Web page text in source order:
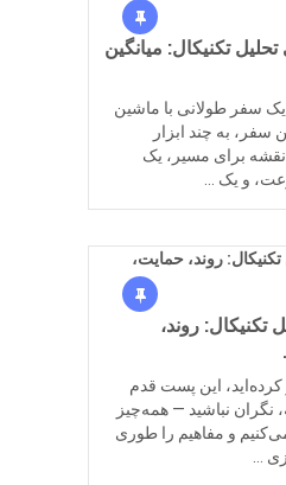
تکنیکال: میانگین
سفر طولانی با ماشین
سفر، به چند ابزار
نقشه برای مسیر، یک
و یک …
تکنیکال: روند،
کرده‌اید، این پست قدم
نباشید — همه‌چیز
و مفاهیم را طوری
…